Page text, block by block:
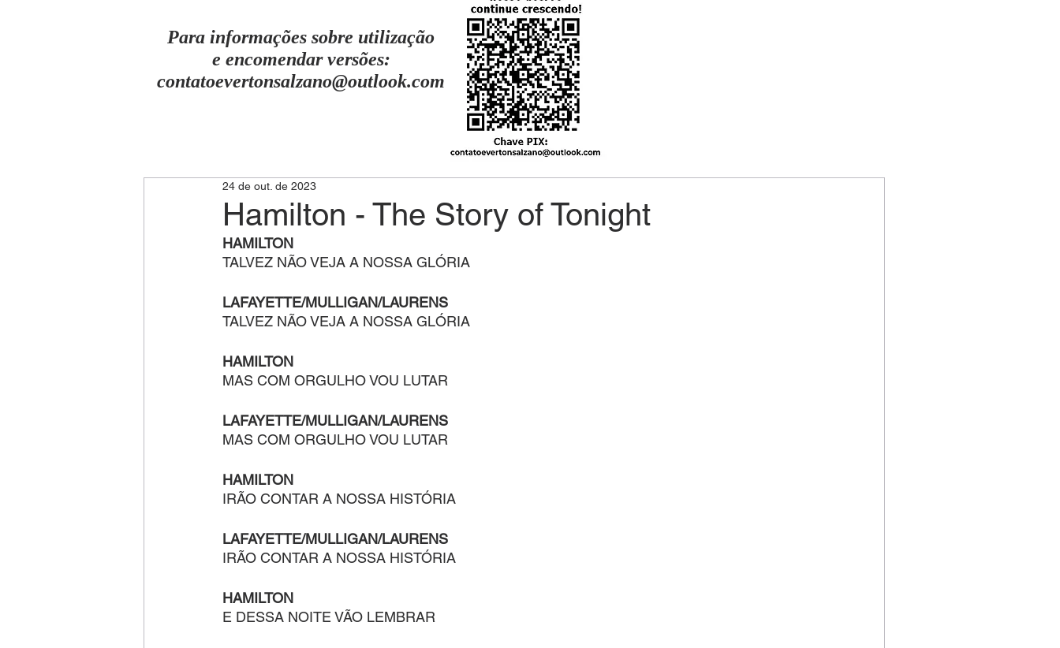
Para informações sobre utilização
e encomendar versões:
contatoevertonsalzano@outlook.com
Hamilton - The Story of Tonight
24 de out. de 2023
HAMILTON
TALVEZ NÃO VEJA A NOSSA GLÓRIA
LAFAYETTE/MULLIGAN/LAURENS
TALVEZ NÃO VEJA A NOSSA GLÓRIA
HAMILTON
MAS COM ORGULHO VOU LUTAR
LAFAYETTE/MULLIGAN/LAURENS
MAS COM ORGULHO VOU LUTAR
HAMILTON
IRÃO CONTAR A NOSSA HISTÓRIA
LAFAYETTE/MULLIGAN/LAURENS
IRÃO CONTAR A NOSSA HISTÓRIA
HAMILTON
E DESSA NOITE VÃO LEMBRAR